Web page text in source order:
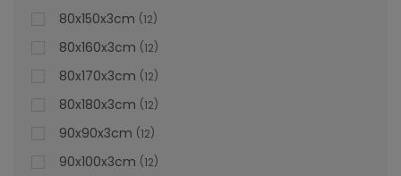
Cădiță De Duș Dalia, Crem, Cu Sifon Inclus
Vă prezentăm cădița de duș Dalia crem, care este
80x150x3cm 12
80x160x3cm 12
80x170x3cm 12
80x180x3cm 12
90x90x3cm 12
90x100x3cm 12